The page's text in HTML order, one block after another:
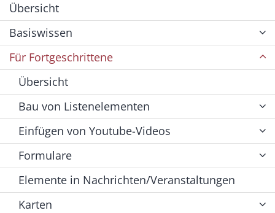
Übersicht
Basiswissen
Für Fortgeschrittene
Übersicht
Bau von Listenelementen
Einfügen von Youtube-Videos
Formulare
Elemente in Nachrichten/Veranstaltungen
Karten